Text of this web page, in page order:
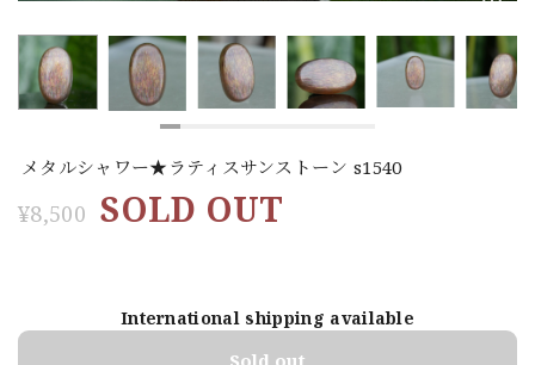
メタルシャワー★ラティスサンストーン s1540
¥8,500 SOLD OUT
International shipping available